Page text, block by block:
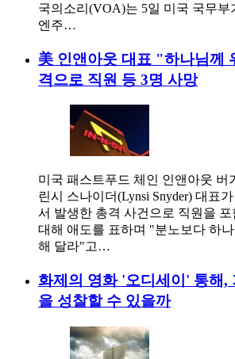
국의소리(VOA)는 5일 미국 국무부
엔주…
美 인앤아웃 대표 "하나님께
격으로 직원 등 3명 사망
미국 패스트푸드 체인 인앤아웃 버
린시 스나이더(Lynsi Snyder) 대표
서 발생한 총격 사건으로 직원을 포
대해 애도를 표하며 "분노보다 하
해 달라"고…
화제의 영화 '오디세이' 통해,
을 성찰할 수 있을까